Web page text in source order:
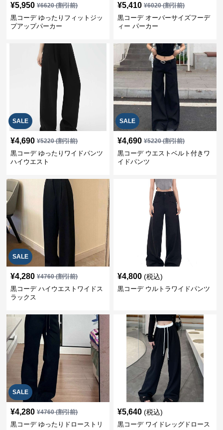
¥5,950 ¥6620(割引前)
黒コーデ ゆったりフィットジッ
プアップパーカー
¥5,410 ¥6020(割引前)
黒コーデ オーバーサイズフーデ
ィー パーカー
SALE
¥4,690 ¥5220(割引前)
黒コーデ ゆったりワイドパンツ
ハイウエスト
SALE
¥4,690 ¥5220(割引前)
黒コーデ ウエストベルト付きワ
イドパンツ
SALE
¥4,280 ¥4760(割引前)
黒コーデ ハイウエストワイドス
ラックス
¥4,800 (税込)
黒コーデ ウルトラワイドパンツ
SALE
¥4,280 ¥4760(割引前)
黒コーデ ゆったりドローストリ
¥5,640 (税込)
黒コーデ ワイドレッグドロース